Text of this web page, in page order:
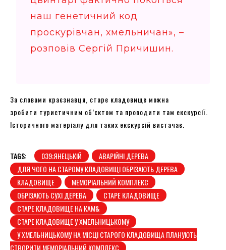
наш генетичний код
проскурівчан, хмельничан», –
розповів Сергій Причишин.
За словами краєзнавця, старе кладовище можна
зробити туристичним об’єктом та проводити там екскурсії.
Історичного матеріалу для таких екскурсій вистачає.
TAGS: 039;ЯНЕЦЬКІЙ
АВАРІЙНІ ДЕРЕВА
ДЛЯ ЧОГО НА СТАРОМУ КЛАДОВИЩІ ОБРІЗАЮТЬ ДЕРЕВА
КЛАДОВИЩЕ
МЕМОРІАЛЬНИЙ КОМПЛЕКС
ОБРІЗАЮТЬ СУХІ ДЕРЕВА
СТАРЕ КЛАДОВИЩЕ
СТАРЕ КЛАДОВИЩЕ НА КАМ&
СТАРЕ КЛАДОВИЩЕ У ХМЕЛЬНИЦЬКОМУ
У ХМЕЛЬНИЦЬКОМУ НА МІСЦІ СТАРОГО КЛАДОВИЩА ПЛАНУЮТЬ
СТВОРИТИ МЕМОРІАЛЬНИЙ КОМПЛЕКС